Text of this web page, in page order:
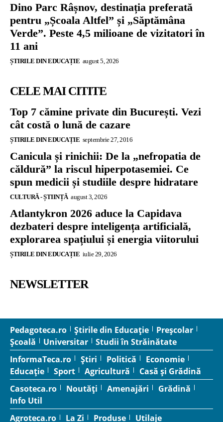
Dino Parc Râșnov, destinația preferată
pentru „Școala Altfel” și „Săptămâna
Verde”. Peste 4,5 milioane de vizitatori în
11 ani
ȘTIRILE DIN EDUCAȚIE august 5, 2026
CELE MAI CITITE
Top 7 cămine private din București. Vezi
cât costă o lună de cazare
ȘTIRILE DIN EDUCAȚIE septembrie 27, 2016
Canicula și rinichii: De la „nefropatia de
căldură” la riscul hiperpotasemiei. Ce
spun medicii și studiile despre hidratare
CULTURĂ - ȘTIINȚĂ august 3, 2026
Atlantykron 2026 aduce la Capidava
dezbateri despre inteligența artificială,
explorarea spațiului și energia viitorului
ȘTIRILE DIN EDUCAȚIE iulie 29, 2026
NEWSLETTER
Pedagoteca.ro Știrile din Educație
Preșcolar
Școală
Universitar
Studii în Străinătate
InformaTeca.ro
Știri Politică
Economie
Educație
Sport Agricultură
Casă și Grădină
Casoteca.ro
Noutăți Amenajări
Grădină
Info Util
Agroteca.ro
La Zi Produse Utilaje